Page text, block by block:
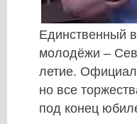
Единственный
молодёжи –
летие.
но все
под конец